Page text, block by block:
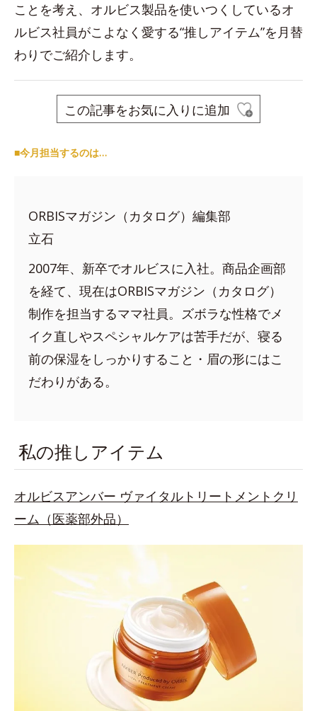
ことを考え、オルビス製品を使いつくしているオ
ルビス社員がこよなく愛する“推しアイテム”を月替
わりでご紹介します。
この記事をお気に入りに追加
■今月担当するのは…
ORBISマガジン（カタログ）編集部
立石
2007年、新卒でオルビスに入社。商品企画部
を経て、現在はORBISマガジン（カタログ）
制作を担当するママ社員。ズボラな性格でメ
イク直しやスペシャルケアは苦手だが、寝る
前の保湿をしっかりすること・眉の形にはこ
だわりがある。
私の推しアイテム
オルビスアンバー ヴァイタルトリートメントクリ
ーム（医薬部外品）